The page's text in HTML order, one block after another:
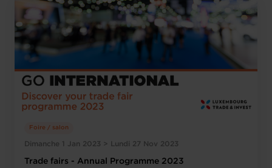
Dimanche 1 Jan 2023 > Lundi 27 Nov 2023
Foire / salon
Trade fairs - Annual Programme 2023